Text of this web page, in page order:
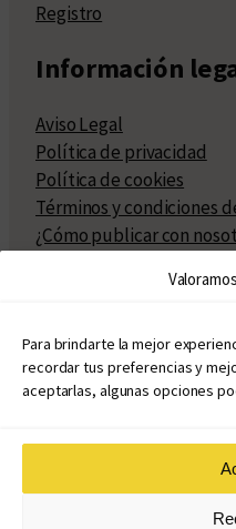
Para brindarte la mejor
recordar tus preferencias y
aceptarlas, algunas opciones
Registro
Información
Aviso Legal
Política de privacidad
Política de cookies
Términos y condiciones
¿Cómo publicar con
Políticas de publicación
Políticas de coedición
Atribuciones